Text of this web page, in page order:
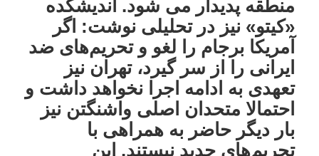
منطقه پدیدار می شود. اندیشکده
«کیتو» نیز در تحلیلی نوشت: اگر
آمریکا برجام را لغو و تحریم‌های ضد
ایرانی را از سر گیرد، تهران نیز
تعهدی به ادامه اجرا نخواهد داشت و
احتمالا متحدان اصلی واشنگتن نیز
بار دیگر حاضر به همراهی با
تحریم‌های جدید نیستند. این